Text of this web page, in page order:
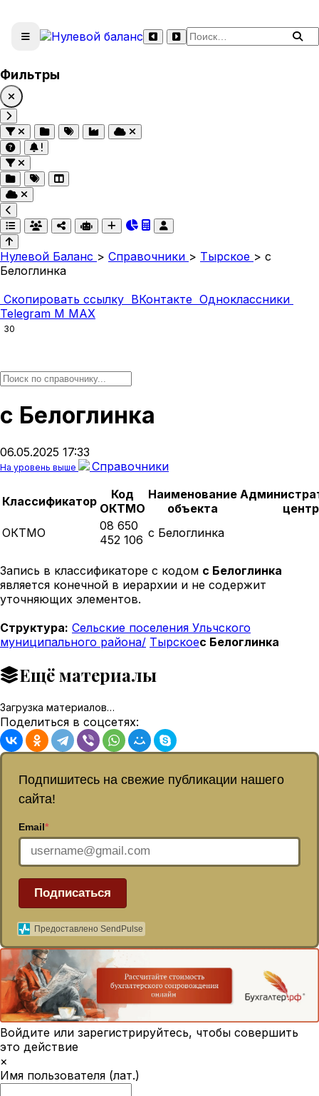
Поиск по сайту
Фильтры
Нулевой Баланс > Справочники > Тырское > с
Белоглинка
Скопировать ссылку ВКонтакте Одноклассники
Telegram M MAX
30
с Белоглинка
06.05.2025 17:33
На уровень выше Справочники
Классификатор
Код
ОКТМО
Наименование
объекта
центр
ОКТМО
08 650
452 106 с Белоглинка
Запись в классификаторе с кодом с Белоглинка
является конечной в иерархии и не содержит
уточняющих элементов.
Структура: Сельские поселения Ульчского
муниципального района/ Тырскоес Белоглинка
Ещё материалы
Загрузка материалов…
Поделиться в соцсетях:
Подпишитесь на свежие публикации нашего
сайта!
Email*
Подписаться
Предоставлено SendPulse
Войдите или зарегистрируйтесь, чтобы совершить
это действие
×
Имя пользователя (лат.)